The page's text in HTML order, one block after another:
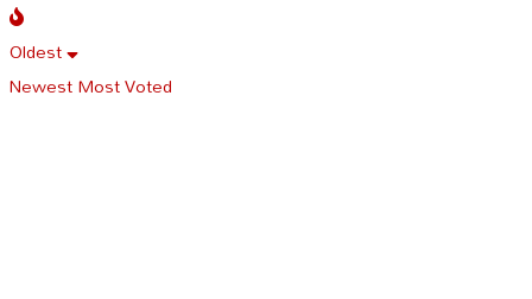
Oldest
NewestMost Voted